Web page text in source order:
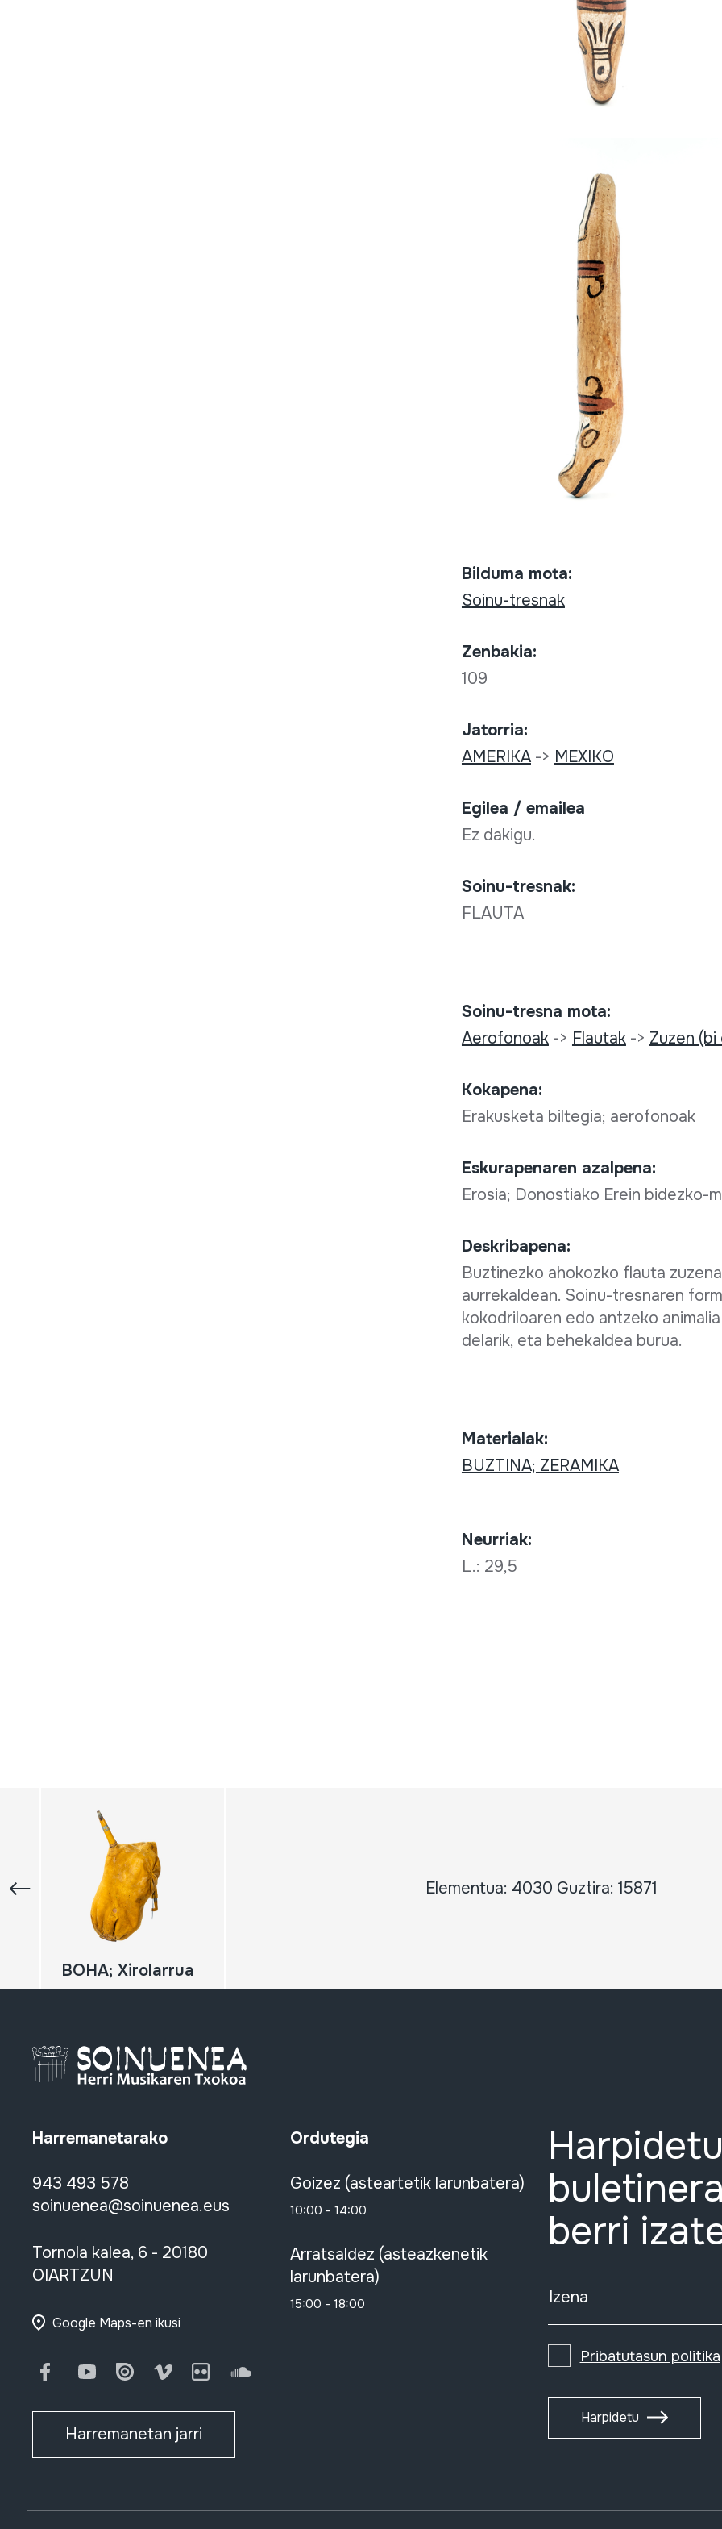
Bilduma mota:
Soinu-tresnak
Zenbakia:
109
Jatorria:
AMERIKA-> MEXIKO
Egilea / emailea
Ez dakigu.
Soinu-tresnak:
FLAUTA
Soinu-tresna mota:
Aerofonoak-> Flautak-> Zuzen (bi
Kokapena:
Erakusketa biltegia; aerofonoak
Eskurapenaren azalpena:
Erosia; Donostiako Erein bidezko-
Deskribapena:
Buztinezko ahokozko flauta
aurrekaldean. Soinu-tresnaren
kokodriloaren edo antzeko
delarik, eta behekaldea burua.
Materialak:
BUZTINA; ZERAMIKA
Neurriak:
L.: 29,5
Elementua: 4030 Guztira: 15871
BOHA; Xirolarrua
Harremanetarako
943 493 578
soinuenea@soinuenea.eus
Tornola kalea, 6 - 20180
OIARTZUN
Google Maps-en ikusi
FacebookYoutubeIssuu Vimeo FlickrSoundCloud
Harremanetan jarri
Ordutegia
Goizez (asteartetik larunbatera)
10:00 - 14:00
Arratsaldez (asteazkenetik
larunbatera)
15:00 - 18:00
berri
Izena
Pribatutasun politika
Harpidetu